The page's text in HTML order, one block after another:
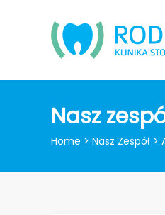
Nasz
Home > Nasz Zespół >